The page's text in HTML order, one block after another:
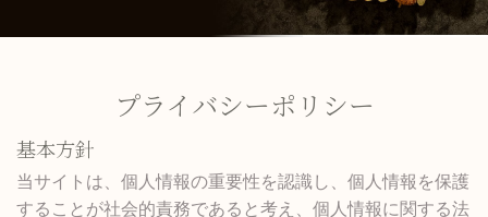
プライバシーポリシー
基本方針
当サイトは、個人情報の重要性を認識し、個人情報を保護
することが社会的責務であると考え、個人情報に関する法